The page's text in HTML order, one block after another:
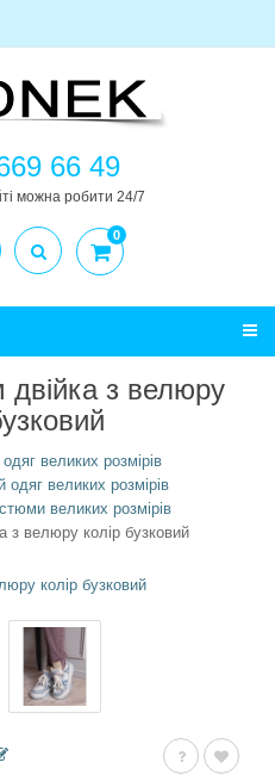
66 49
можна робити 24/7
0
з велюру
великих розмірів
одяг великих розмірів
великих розмірів
з велюру колір бузковий